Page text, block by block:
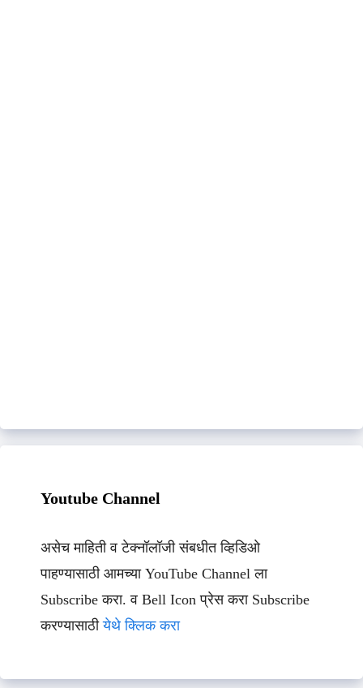
Youtube Channel
असेच माहिती व टेक्नॉलॉजी संबधीत व्हिडिओ
पाहण्यासाठी आमच्या YouTube Channel ला
Subscribe करा. व Bell Icon प्रेस करा Subscribe
करण्यासाठीयेथे क्लिक करा